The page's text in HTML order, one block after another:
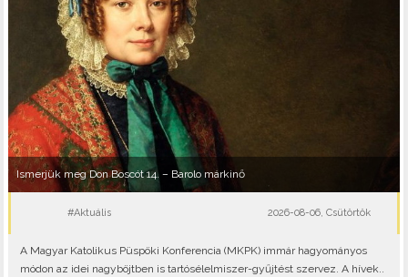
Ismerjük meg Don Boscót 14. – Barolo márkinő
#Aktuális 2026-08-06, Csütörtök
A Magyar Katolikus Püspöki Konferencia (MKPK) immár hagyományos
módon az idei nagyböjtben is tartósélelmiszer-gyűjtést szervez. A hívek..